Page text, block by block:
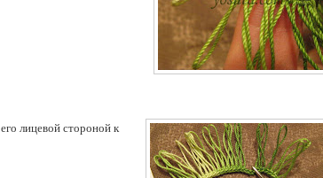
лицевой стороной к